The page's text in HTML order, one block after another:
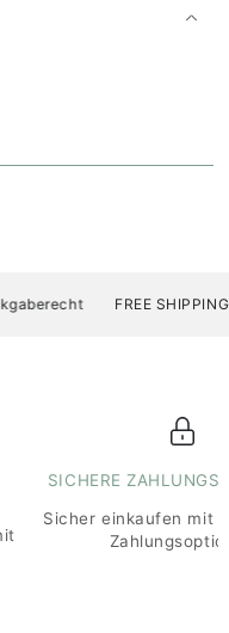
FREE
SICHERE
Sicher einkaufen mit